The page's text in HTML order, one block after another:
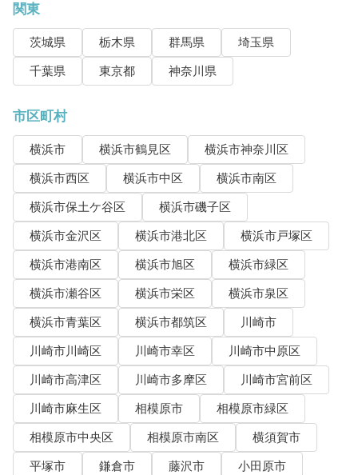
関東
茨城県 栃木県 群馬県
埼玉県
千葉県
東京都 神奈川県
市区町村
横浜市 横浜市鶴見区
横浜市神奈川区
横浜市西区
横浜市中区
横浜市南区
横浜市保土ケ谷区
横浜市磯子区
横浜市金沢区
横浜市港北区
横浜市戸塚区
横浜市港南区
横浜市旭区
横浜市緑区
横浜市瀬谷区
横浜市栄区
横浜市泉区
横浜市青葉区
横浜市都筑区
川崎市
川崎市川崎区
川崎市幸区
川崎市中原区
川崎市高津区
川崎市多摩区
川崎市宮前区
川崎市麻生区
相模原市
相模原市緑区
相模原市中央区
相模原市南区
横須賀市
平塚市
鎌倉市 藤沢市
小田原市